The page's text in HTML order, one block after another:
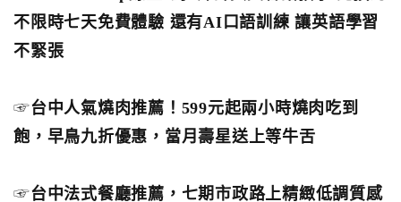
不限時七天免費體驗 還有AI口語訓練 讓英語學習
不緊張
☞台中人氣燒肉推薦！599元起兩小時燒肉吃到
飽，早鳥九折優惠，當月壽星送上等牛舌
☞台中法式餐廳推薦，七期市政路上精緻低調質感